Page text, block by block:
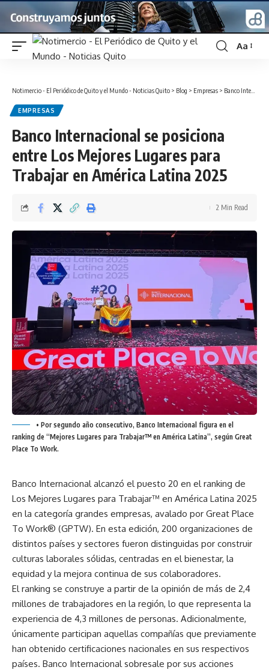
Font
Aa
Notimercio - El Periódico de Quito y el Mundo - Noticias Quito > Blog > Empresas > Banco Internacional se posiciona entre Los Mejores Lugares para Trabajar en América Latina 2025
EMPRESAS
Banco Internacional se posiciona
entre Los Mejores Lugares para
Trabajar en América Latina 2025
2 Min Read
• Por segundo año consecutivo, Banco Internacional figura en el
ranking de “Mejores Lugares para Trabajar™ en América Latina”, según Great
Place To Work.
Banco Internacional alcanzó el puesto 20 en el ranking de
Los Mejores Lugares para Trabajar™ en América Latina 2025
en la categoría grandes empresas, avalado por Great Place
To Work® (GPTW). En esta edición, 200 organizaciones de
distintos países y sectores fueron distinguidas por construir
culturas laborales sólidas, centradas en el bienestar, la
equidad y la mejora continua de sus colaboradores.
El ranking se construye a partir de la opinión de más de 2,4
millones de trabajadores en la región, lo que representa la
experiencia de 4,3 millones de personas. Adicionalmente,
únicamente participan aquellas compañías que previamente
han obtenido certificaciones nacionales en sus respectivos
países. Banco Internacional sobresale por sus acciones